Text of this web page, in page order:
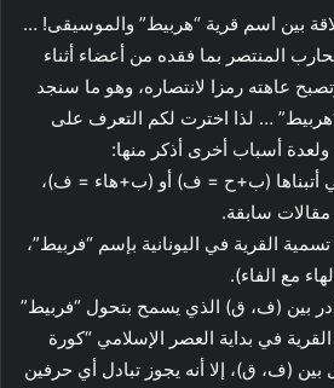
بين اسم قرية “هربيط” والموسيقى! …
المنتصر بما فقده من أعضاء أثناء
عاهته رمزا لانتصاره، وهو ما سنجد
… لذا اخترت لكم التعرف على
ولعدة أسباب أخرى أذكر منها:
أتبناها (ب+ح = ف) أو (ب+هاء = ف)،
سابقة.
القرية في اليونانية بإسم “فربيط”،
مع الفاء).
بين (ف، ق) الذي يسمح بتحول “فربيط”
في بداية العصر الإسلامي “كورة
بين (ف، ق)، إلا أنه يجوز تبادل أي حرفين